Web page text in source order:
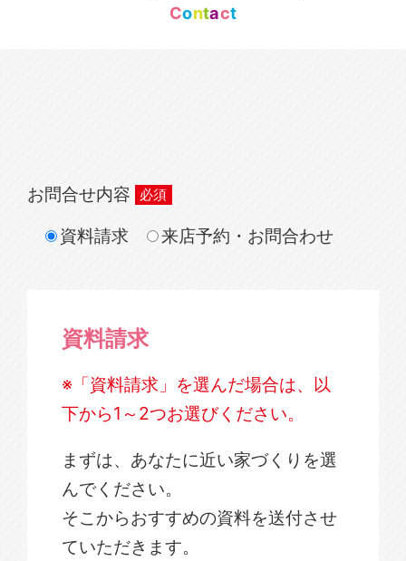
Contact
お問合せ内容
資料請求
来店予約・お問合わせ
資料請求
※「資料請求」を選んだ場合は、以
下から1～2つお選びください。
まずは、あなたに近い家づくりを選
んでください。
そこからおすすめの資料を送付させ
ていただきます。